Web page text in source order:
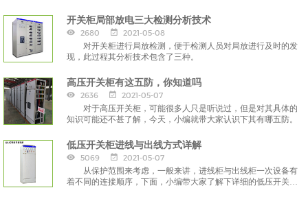
开关柜局部放电三大检测分析技术
2680
2021-05-08
对开关柜进行局放检测，便于检测人员对局放进行及时的发
现，此过程其分析技术包含了三种。
高压开关柜有这五防，你知道吗
2636
2021-05-07
对于高压开关柜，可能很多人只是听说过，但是对其具体的
知识可能还不甚了解，今天，小编就带大家认识下其有哪五防。
低压开关柜进线与出线方式详解
5069
2021-05-07
从保护范围来考虑，一般来讲，进线柜与出线柜一次设备有
着不同的连接顺序，下面，小编带大家了解下详细的低压开关柜